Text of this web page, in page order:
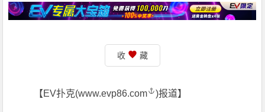
收 藏
【EV扑克(www.evp86.com )报道】